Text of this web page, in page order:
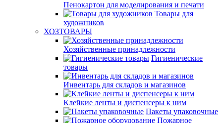
Пенокартон для моделирования и печати
Товары для
художников
ХОЗТОВАРЫ
Хозяйственные принадлежности
Гигиенические
товары
Инвентарь для складов и магазинов
Клейкие ленты и диспенсеры к ним
Пакеты упаковочные
Пожарное